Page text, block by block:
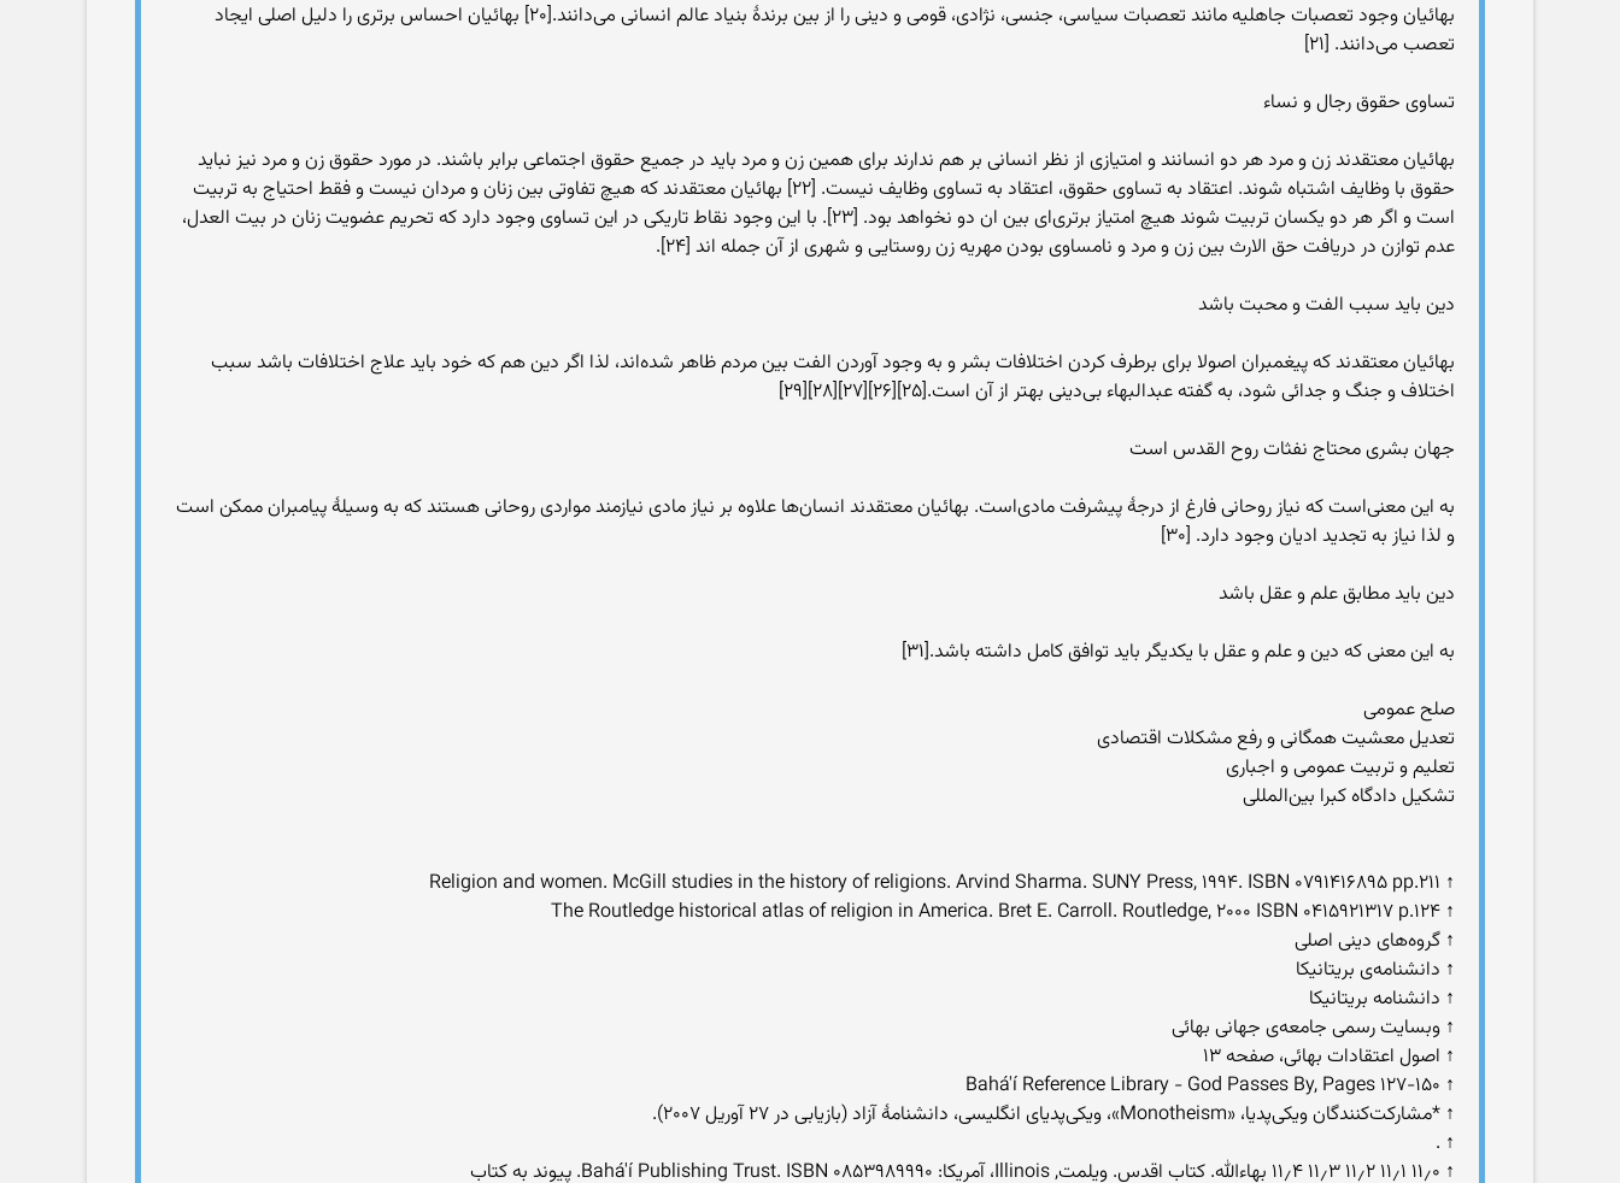
بهائیان وجود تعصبات جاهلیه مانند تعصبات سیاسی، جنسی، نژادی، قومی و دینی را از بین برندهٔ بنیاد عالم انسانی می‌دانند.[۲۰] بهائیان احساس برتری را دلیل اصلی ایجاد
تعصب می‌دانند. [۲۱]
تساوی حقوق رجال و نساء
بهائیان معتقدند زن و مرد هر دو انسانند و امتیازی از نظر انسانی بر هم ندارند برای همین زن و مرد باید در جمیع حقوق اجتماعی برابر باشند. در مورد حقوق زن و مرد نیز نباید
حقوق با وظایف اشتباه شوند. اعتقاد به تساوی حقوق، اعتقاد به تساوی وظایف نیست. [۲۲] بهائیان معتقدند که هیچ تفاوتی بین زنان و مردان نیست و فقط احتیاج به تربیت
است و اگر هر دو یکسان تربیت شوند هیچ امتیاز برتری‌ای بین ان دو نخواهد بود. [۲۳]. با این وجود نقاط تاریکی در این تساوی وجود دارد که تحریم عضویت زنان در بیت العدل،
عدم توازن در دریافت حق الارث بین زن و مرد و نامساوی بودن مهریه زن روستایی و شهری از آن جمله اند [۲۴].
دین باید سبب الفت و محبت باشد
بهائیان معتقدند که پیغمبران اصولا برای برطرف کردن اختلافات بشر و به وجود آوردن الفت بین مردم ظاهر شده‌اند، لذا اگر دین هم که خود باید علاج اختلافات باشد سبب
اختلاف و جنگ و جدائی شود، به گفته عبدالبهاء بی‌دینی بهتر از آن است.[۲۵][۲۶][۲۷][۲۸][۲۹]
جهان بشری محتاج نفثات روح القدس است
به این معنی‌است که نیاز روحانی فارغ از درجهٔ پیشرفت مادی‌است. بهائیان معتقدند انسان‌ها علاوه بر نیاز مادی نیازمند مواردی روحانی هستند که به وسیلهٔ پیامبران ممکن است
و لذا نیاز به تجدید ادیان وجود دارد. [۳۰]
دین باید مطابق علم و عقل باشد
به این معنی که دین و علم و عقل با یکدیگر باید توافق کامل داشته باشد.[۳۱]
صلح عمومی
تعدیل معشیت همگانی و رفع مشکلات اقتصادی
تعلیم و تربیت عمومی و اجباری
تشکیل دادگاه کبرا بین‌المللی
↑ Religion and women. McGill studies in the history of religions. Arvind Sharma. SUNY Press, ۱۹۹۴. ISBN ۰۷۹۱۴۱۶۸۹۵ pp.۲۱۱
↑ The Routledge historical atlas of religion in America. Bret E. Carroll. Routledge, ۲۰۰۰ ISBN ۰۴۱۵۹۲۱۳۱۷ p.۱۲۴
↑ گروه‌های دینی اصلی
↑ دانشنامه‌ی بریتانیکا
↑ دانشنامه بریتانیکا
↑ وبسایت رسمی جامعه‌ی جهانی بهائی
↑ اصول اعتقادات بهائی، صفحه ۱۳
↑ Bahá'í Reference Library - God Passes By, Pages ۱۲۷-۱۵۰
↑ *مشارکت‌کنندگان ویکی‌پدیا، «Monotheism»، ویکی‌پدیای انگلیسی، دانشنامهٔ آزاد (بازیابی در ۲۷ آوریل ۲۰۰۷).
↑ .
↑ ۱۱٫۰ ۱۱٫۱ ۱۱٫۲ ۱۱٫۳ ۱۱٫۴ بهاءالله. کتاب اقدس. ویلمت, Illinois، آمریکا: Bahá'í Publishing Trust. ISBN ۰۸۵۳۹۸۹۹۹۰. پیوند به کتاب